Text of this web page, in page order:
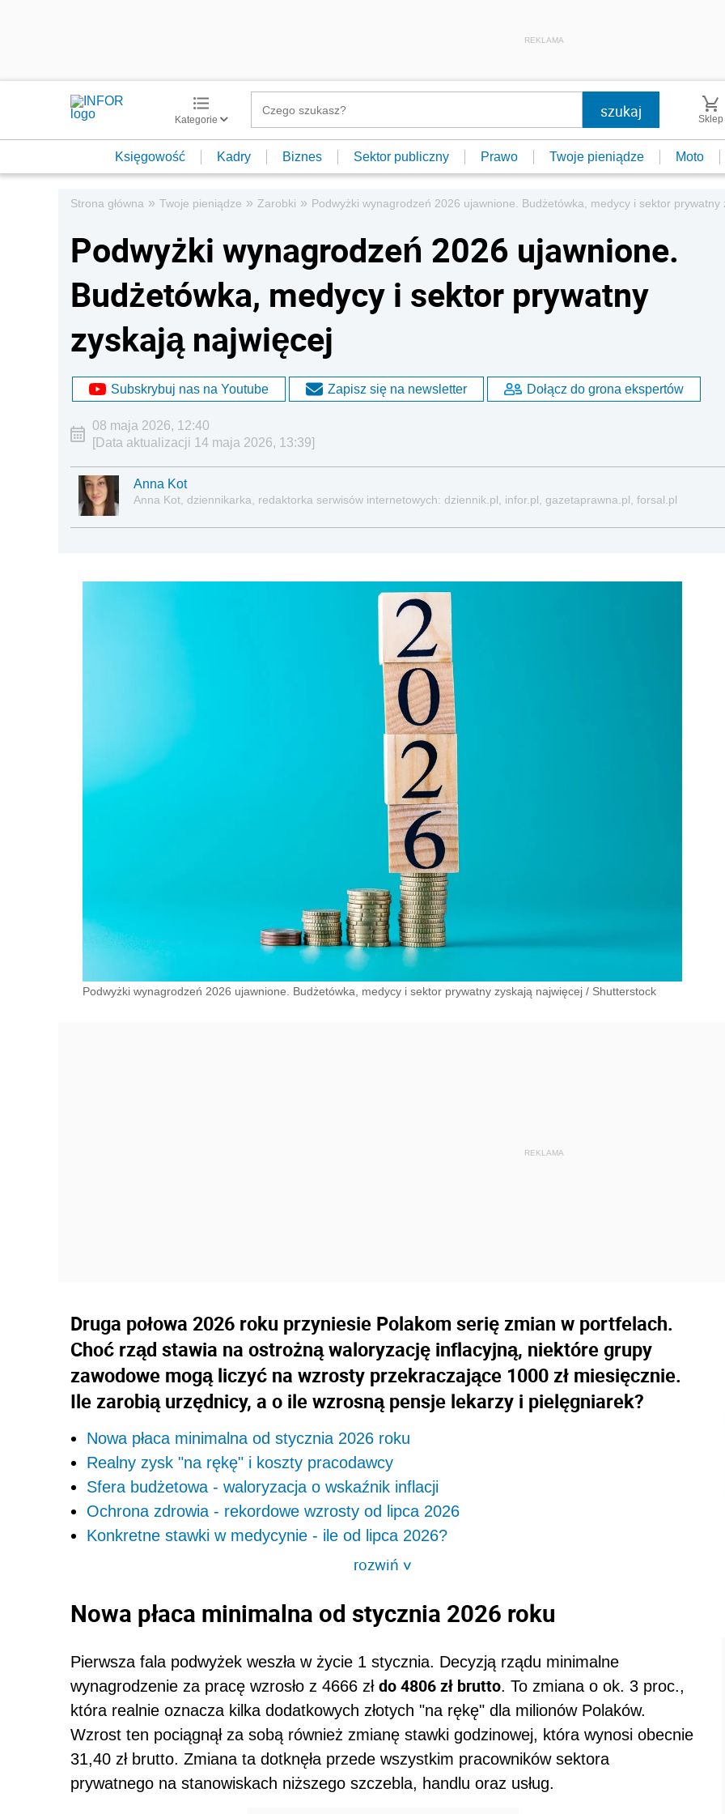
REKLAMA
Kategorie Sklep
Księgowość Kadry Biznes Sektor publiczny Prawo Twoje pieniądze Moto
Strona główna » Twoje pieniądze » Zarobki » Podwyżki wynagrodzeń 2026 ujawnione. Budżetówka, medycy i sektor prywatny
Podwyżki wynagrodzeń 2026 ujawnione.
Budżetówka, medycy i sektor prywatny
zyskają najwięcej
Subskrybuj nas na Youtube Zapisz się na newsletter Dołącz do grona ekspertów
08 maja 2026, 12:40
[Data aktualizacji 14 maja 2026, 13:39]
Anna Kot
Anna Kot, dziennikarka, redaktorka serwisów internetowych: dziennik.pl, infor.pl, gazetaprawna.pl, forsal.pl
Podwyżki wynagrodzeń 2026 ujawnione. Budżetówka, medycy i sektor prywatny zyskają najwięcej / Shutterstock
Druga połowa 2026 roku przyniesie Polakom serię zmian w portfelach.
Choć rząd stawia na ostrożną waloryzację inflacyjną, niektóre grupy
zawodowe mogą liczyć na wzrosty przekraczające 1000 zł miesięcznie.
Ile zarobią urzędnicy, a o ile wzrosną pensje lekarzy i pielęgniarek?
Nowa płaca minimalna od stycznia 2026 roku
Realny zysk "na rękę" i koszty pracodawcy
Sfera budżetowa - waloryzacja o wskaźnik inflacji
Ochrona zdrowia - rekordowe wzrosty od lipca 2026
Konkretne stawki w medycynie - ile od lipca 2026?
rozwiń>
Nowa płaca minimalna od stycznia 2026 roku
Pierwsza fala podwyżek weszła w życie 1 stycznia. Decyzją rządu minimalne
wynagrodzenie za pracę wzrosło z 4666 zł do 4806 zł brutto. To zmiana o ok. 3 proc.,
która realnie oznacza kilka dodatkowych złotych "na rękę" dla milionów Polaków.
Wzrost ten pociągnął za sobą również zmianę stawki godzinowej, która wynosi obecnie
31,40 zł brutto. Zmiana ta dotknęła przede wszystkim pracowników sektora
prywatnego na stanowiskach niższego szczebla, handlu oraz usług.